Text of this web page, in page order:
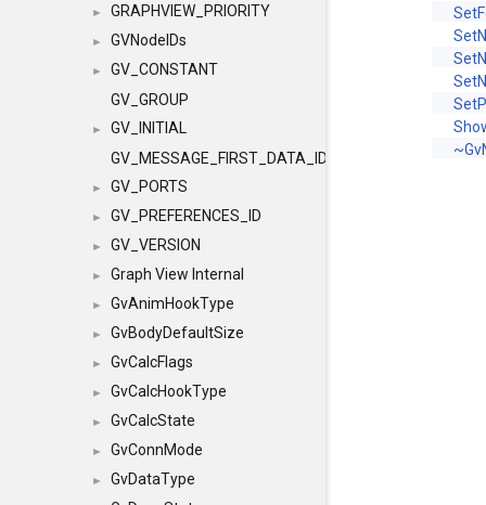
► GRAPHVIEW_PRIORITY
► GVNodeIDs
►
GV_CONSTANT
GV_GROUP
►
GV_INITIAL
GV_MESSAGE_FIRST_DATA_ID
► GV_PORTS
► GV_PREFERENCES_ID
► GV_VERSION
► Graph View Internal
► GvAnimHookType
► GvBodyDefaultSize
► GvCalcFlags
► GvCalcHookType
► GvCalcState
► GvConnMode
► GvDataType